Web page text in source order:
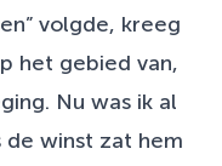
volgde, kreeg
het gebied van,
Nu was ik al
winst zat hem